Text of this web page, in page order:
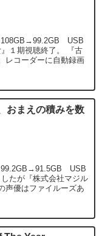
108GB→99.2GB USB
１期視聴終了。 『古
レコーダーに自動録画
おまえの積みを数
99.2GB→91.5GB USB
たが『株式会社マジル
声優はファイルーズあ